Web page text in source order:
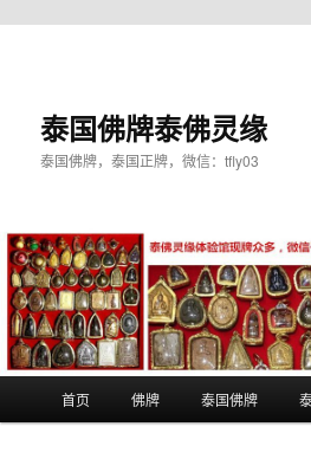
泰国佛牌泰佛灵缘
泰国佛牌，泰国正牌，微信：tfly03
首页 佛牌 泰国佛牌